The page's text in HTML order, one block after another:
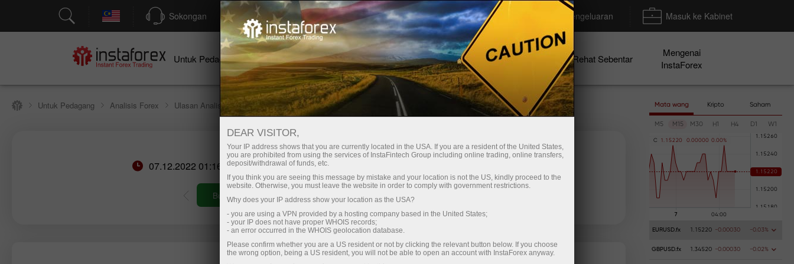
Sokongan Pembukaan akaun segera Platform dagangan Deposit/Pengeluaran Masuk ke Kabinet
Untuk Pedagang
Untuk Pedagang
Baru
Untuk Pelabur
Untuk Rakan
Niaga
Kempen Rehat Sebentar
Mengenai
InstaForex
Untuk Pedagang Analisis Forex Ulasan Analisis Fundamental analysis
07.12.2022 01:16 PM Emas meningkat kepada $3,000 seauns
Buka akaun demo Pengeluaran wang
Mata wang Kripto Saham
M5 M15 M30 H1 H4 D1 W1
C 1 . 1 52 20 0 .00000 0 .00%
EURUSD.fx 1.15220 -0.00030 -0.03%
GBPUSD.fx 1.34520 -0.00030 -0.02%
DEAR VISITOR,
Your IP address shows that you are currently located in the USA. If you are a resident of the United States,
you are prohibited from using the services of InstaFintech Group including online trading, online transfers,
deposit/withdrawal of funds, etc.
If you think you are seeing this message by mistake and your location is not the US, kindly proceed to the
website. Otherwise, you must leave the website in order to comply with government restrictions.
Why does your IP address show your location as the USA?
- you are using a VPN provided by a hosting company based in the United States;
- your IP does not have proper WHOIS records;
- an error occurred in the WHOIS geolocation database.
Please confirm whether you are a US resident or not by clicking the relevant button below. If you choose
the wrong option, being a US resident, you will not be able to open an account with InstaForex anyway.